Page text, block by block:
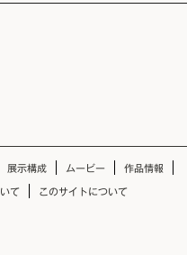
展示構成 ムービー 作品情報
て このサイトについて